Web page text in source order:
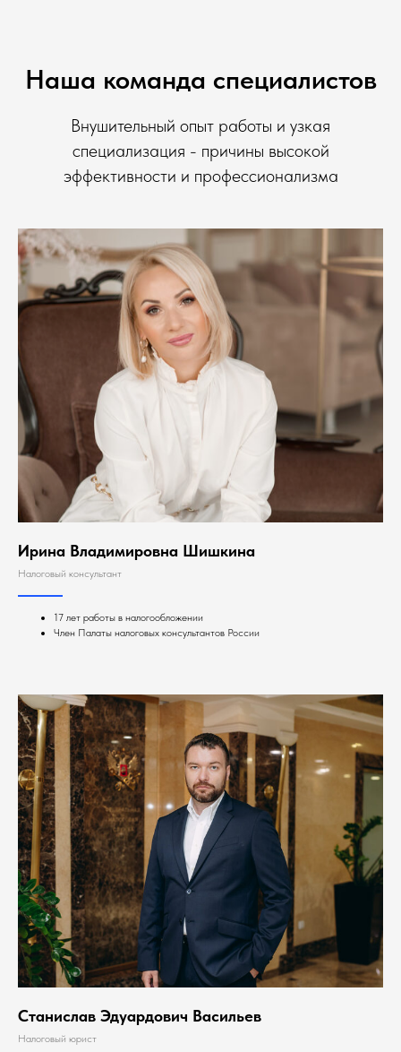
Наша команда специалистов
Внушительный опыт работы и узкая
специализация - причины высокой
эффективности и профессионализма
Ирина Владимировна Шишкина
Налоговый консультант
17 лет работы в налогообложении
Член Палаты налоговых консультантов России
Станислав Эдуардович Васильев
Налоговый юрист